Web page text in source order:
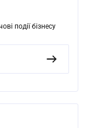
події бізнесу